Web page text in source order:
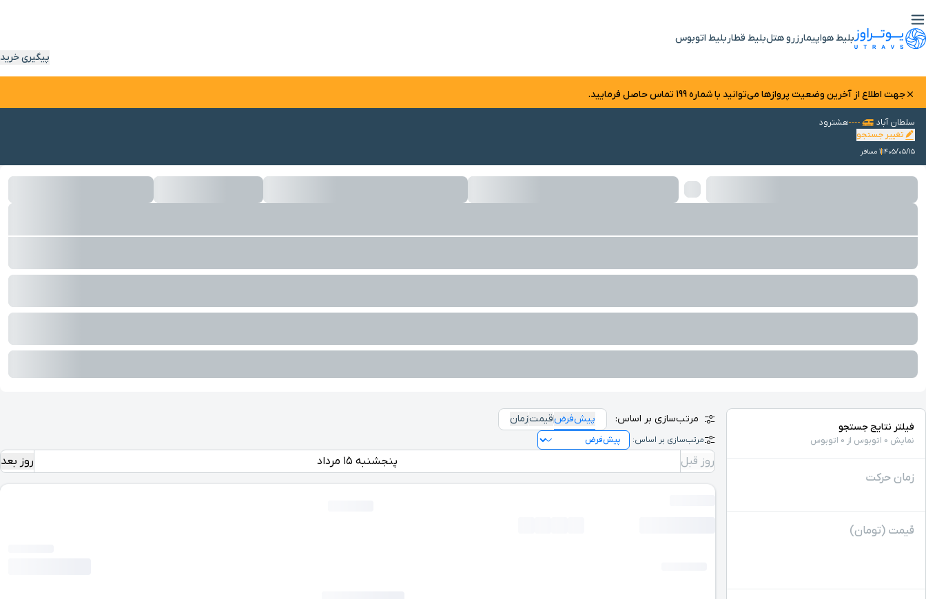
بلیط هواپیمارزرو هتلبلیط قطار بلیط اتوبوس
پیگیری خرید
جهت اطلاع از آخرین وضعیت پرواز‌ها می‌توانید با شماره 199 تماس حاصل فرمایید.
سلطان آباد
هشترود
تغییر جستجو
۱۴۰۵/۰۵/۱۵1 مسافر
فیلتر نتایج جستجو
نمایش 0 اتوبوس از 0 اتوبوس
زمان حرکت
قیمت (تومان)
مرتب‌سازی بر اساس: پیش‌فرضقیمتزمان
مرتب‌سازی بر اساس:
روز قبل پنجشنبه ۱۵ مرداد روز بعد